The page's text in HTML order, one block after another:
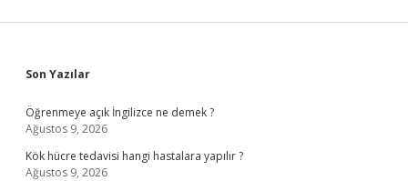
Sidebar
Son Yazılar
Öğrenmeye açık İngilizce ne demek ?
Ağustos 9, 2026
Kök hücre tedavisi hangi hastalara yapılır ?
Ağustos 9, 2026